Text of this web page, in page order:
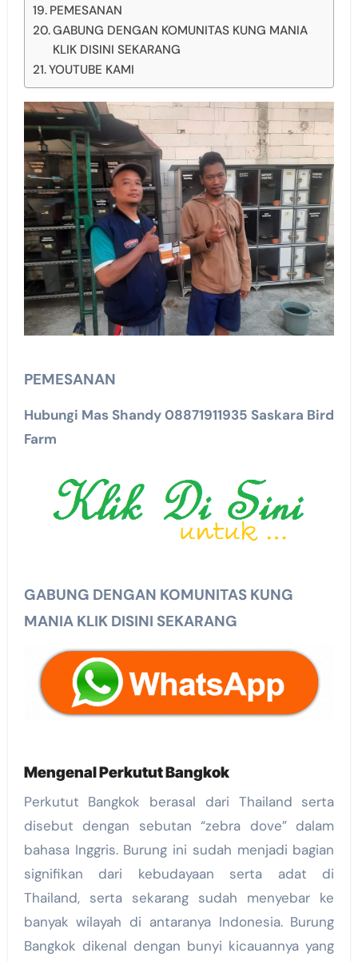
PEMESANAN
GABUNG DENGAN KOMUNITAS KUNG MANIA
KLIK DISINI SEKARANG
YOUTUBE KAMI
PEMESANAN
Hubungi Mas Shandy 08871911935 Saskara Bird
Farm
GABUNG DENGAN KOMUNITAS KUNG
MANIA KLIK DISINI SEKARANG
Mengenal Perkutut Bangkok
Perkutut Bangkok berasal dari Thailand serta
disebut dengan sebutan “zebra dove” dalam
bahasa Inggris. Burung ini sudah menjadi bagian
signifikan dari kebudayaan serta adat di
Thailand, serta sekarang sudah menyebar ke
banyak wilayah di antaranya Indonesia. Burung
Bangkok dikenal dengan bunyi kicauannya yang